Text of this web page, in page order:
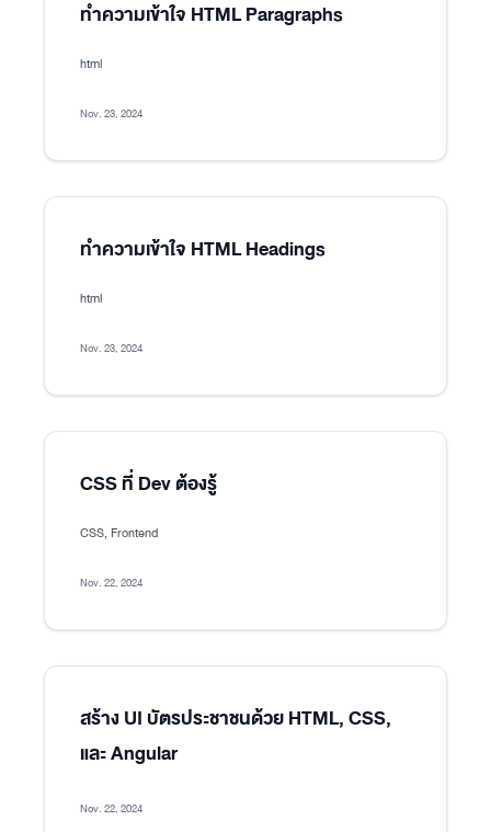
ทำความเข้าใจ HTML Paragraphs
html
Nov. 23, 2024
ทำความเข้าใจ HTML Headings
html
Nov. 23, 2024
CSS ที่ Dev ต้องรู้
CSS, Frontend
Nov. 22, 2024
สร้าง UI บัตรประชาชนด้วย HTML, CSS,
และ Angular
Nov. 22, 2024